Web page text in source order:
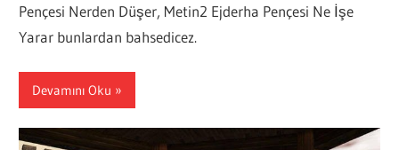
Pençesi Nerden Düşer, Metin2 Ejderha Pençesi Ne İşe
Yarar bunlardan bahsedicez.
Devamını Oku